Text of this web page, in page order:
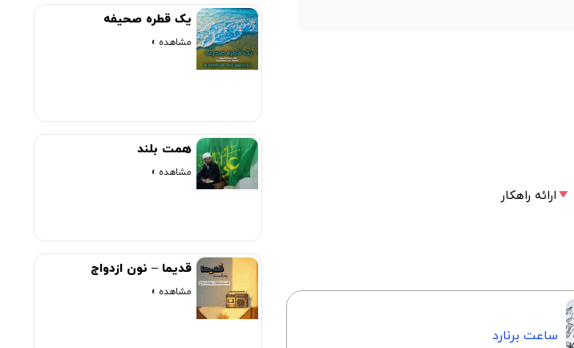
ارائه راهکار
ساعت برنارد
یک قطره صحیفه
مشاهده »
همت بلند
مشاهده »
قدیما – نون ازدواج
مشاهده »